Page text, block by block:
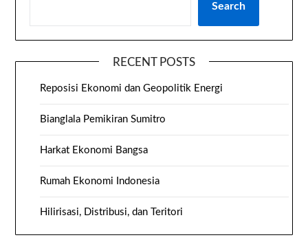
Search
RECENT POSTS
Reposisi Ekonomi dan Geopolitik Energi
Bianglala Pemikiran Sumitro
Harkat Ekonomi Bangsa
Rumah Ekonomi Indonesia
Hilirisasi, Distribusi, dan Teritori